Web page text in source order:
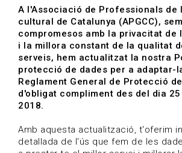
Actualitza't
Vols estar al dia?
HOME / BLOG
Estigues al
A l'Associació de Professionals de
cultural de Catalunya (APGCC),
compromesos amb la privacitat de
i la millora constant de la qualitat
serveis, hem actualitzat la nostra
protecció de dades per a adaptar-
Reglament General de Protecció de
d'obligat compliment des del dia
2018.
Amb aquesta actualització, t'oferim
detallada de l'ús que fem de les